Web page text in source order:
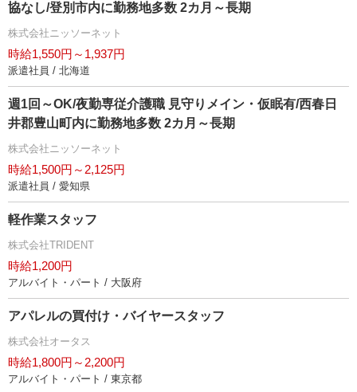
協なし/登別市内に勤務地多数 2カ月～長期
株式会社ニッソーネット
時給1,550円～1,937円
派遣社員 / 北海道
週1回～OK/夜勤専従介護職 見守りメイン・仮眠有/西春日
井郡豊山町内に勤務地多数 2カ月～長期
株式会社ニッソーネット
時給1,500円～2,125円
派遣社員 / 愛知県
軽作業スタッフ
株式会社TRIDENT
時給1,200円
アルバイト・パート / 大阪府
アパレルの買付け・バイヤースタッフ
株式会社オータス
時給1,800円～2,200円
アルバイト・パート / 東京都